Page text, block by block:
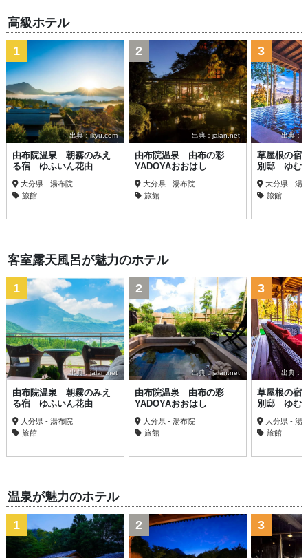
高級ホテル
出典：ikyu.com
1
由布院温泉 朝霧のみえ
る宿 ゆふいん花由
大分県 - 湯布院
旅館
出典：jalan.net
2
由布院温泉 由布の彩
YADOYAおおはし
大分県 - 湯布院
旅館
出典：
3
草屋根の宿
別邸 ゆむ
大分県 - 湯
旅館
客室露天風呂が魅力のホテル
出典：jalan.net
1
由布院温泉 朝霧のみえ
る宿 ゆふいん花由
大分県 - 湯布院
旅館
出典：jalan.net
2
由布院温泉 由布の彩
YADOYAおおはし
大分県 - 湯布院
旅館
出典：
3
草屋根の宿
別邸 ゆむ
大分県 - 湯
旅館
温泉が魅力のホテル
1 2 3